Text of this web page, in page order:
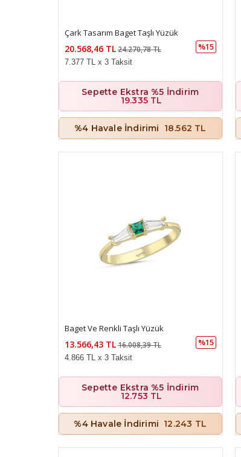
Çark Tasarım Baget Taşlı Yüzük
20.568,46 TL24.270,78 TL %15
7.377 TL x 3 Taksit
Sepette Ekstra %5 İndirim
19.335 TL
%4 Havale İndirimi 18.562 TL
Baget Ve Renkli Taşlı Yüzük
13.566,43 TL16.008,39 TL %15
4.866 TL x 3 Taksit
Sepette Ekstra %5 İndirim
12.753 TL
%4 Havale İndirimi 12.243 TL